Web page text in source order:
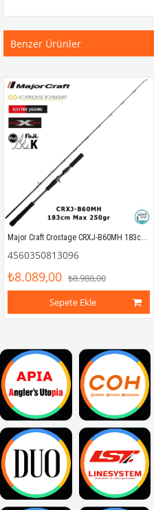
Benzer Ürünler
Major Craft Crostage CRXJ-B60MH 183cm Max 250gr (S2P) Tetikli Jigging Kamış
4560350813096
₺8.089,00 ₺8.988,00
Sepete Ekle